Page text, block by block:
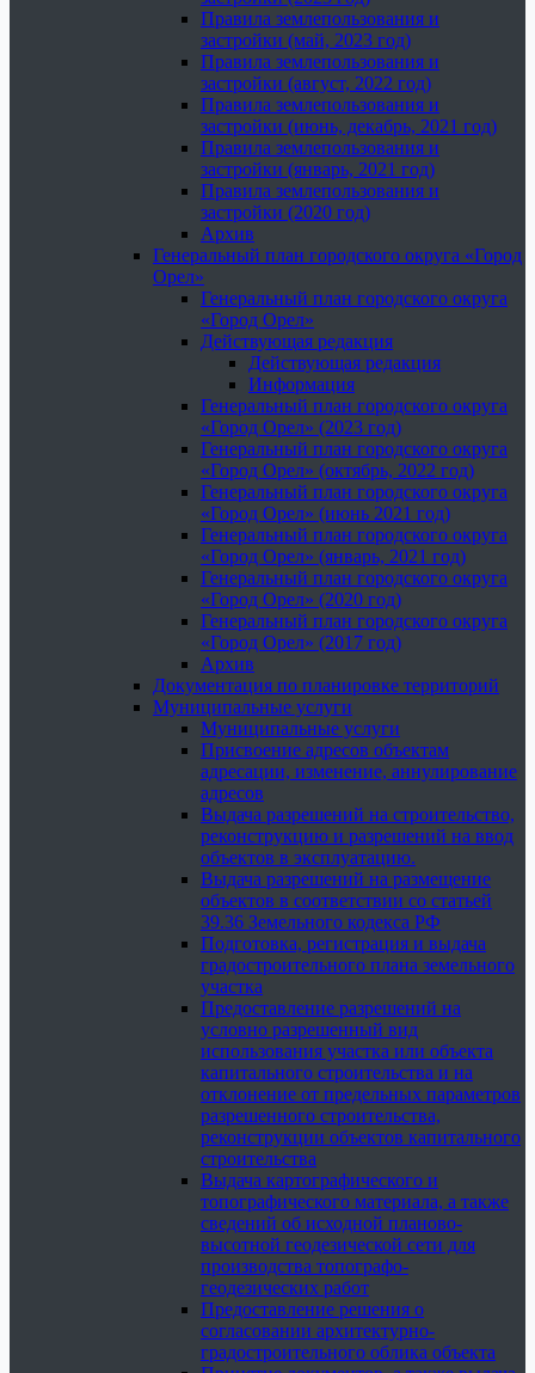
Правила землепользования и
застройки (май, 2023 год)
Правила землепользования и
застройки (август, 2022 год)
Правила землепользования и
застройки (июнь, декабрь, 2021 год)
Правила землепользования и
застройки (январь, 2021 год)
Правила землепользования и
застройки (2020 год)
Архив
Генеральный план городского округа «Город
Орел»
Генеральный план городского округа
«Город Орел»
Действующая редакция
Действующая редакция
Информация
Генеральный план городского округа
«Город Орел» (2023 год)
Генеральный план городского округа
«Город Орел» (октябрь, 2022 год)
Генеральный план городского округа
«Город Орел» (июнь 2021 год)
Генеральный план городского округа
«Город Орел» (январь, 2021 год)
Генеральный план городского округа
«Город Орел» (2020 год)
Генеральный план городского округа
«Город Орел» (2017 год)
Архив
Документация по планировке территорий
Муниципальные услуги
Муниципальные услуги
Присвоение адресов объектам
адресации, изменение, аннулирование
адресов
Выдача разрешений на строительство,
реконструкцию и разрешений на ввод
объектов в эксплуатацию.
Выдача разрешений на размещение
объектов в соответствии со статьей
39.36 Земельного кодекса РФ
Подготовка, регистрация и выдача
градостроительного плана земельного
участка
Предоставление разрешений на
условно разрешенный вид
использования участка или объекта
капитального строительства и на
отклонение от предельных параметров
разрешенного строительства,
реконструкции объектов капитального
строительства
Выдача картографического и
топографического материала, а также
сведений об исходной планово-
высотной геодезической сети для
производства топографо-
геодезических работ
Предоставление решения о
согласовании архитектурно-
градостроительного облика объекта